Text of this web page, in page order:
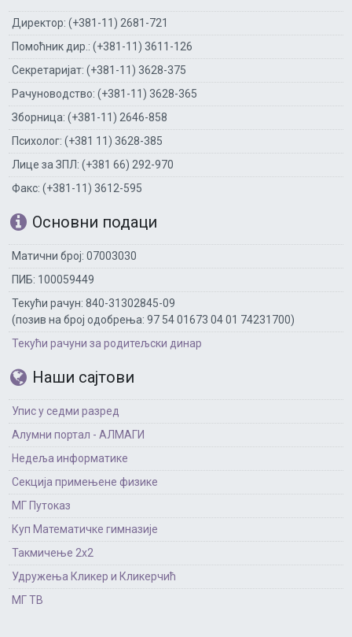
Директор: (+381-11) 2681-721
Помоћник дир.: (+381-11) 3611-126
Секретаријат: (+381-11) 3628-375
Рачуноводство: (+381-11) 3628-365
Зборница: (+381-11) 2646-858
Психолог: (+381 11) 3628-385
Лице за ЗПЛ: (+381 66) 292-970
Факс: (+381-11) 3612-595
Основни подаци
Матични број: 07003030
ПИБ: 100059449
Текући рачун: 840-31302845-09
(позив на број одобрења: 97 54 01673 04 01 74231700)
Текући рачуни за родитељски динар
Наши сајтови
Упис у седми разред
Алумни портал - АЛМАГИ
Недеља информатике
Секција примењене физике
МГ Путоказ
Куп Математичке гимназије
Такмичење 2х2
Удружења Кликер и Кликерчић
МГ ТВ